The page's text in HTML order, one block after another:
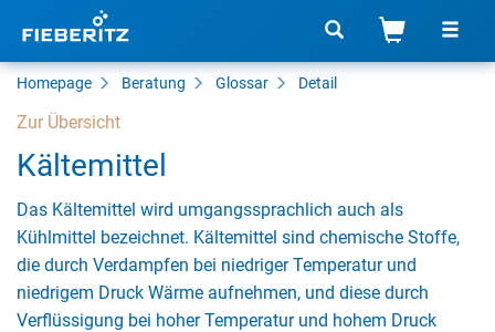
Homepage Beratung Glossar Detail
Zur Übersicht
Kältemittel
Das Kältemittel wird umgangssprachlich auch als
Kühlmittel bezeichnet. Kältemittel sind chemische Stoffe,
die durch Verdampfen bei niedriger Temperatur und
niedrigem Druck Wärme aufnehmen, und diese durch
Verflüssigung bei hoher Temperatur und hohem Druck